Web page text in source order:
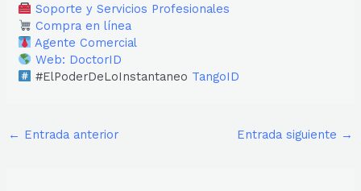
Soporte y Servicios Profesionales
Compra en línea
Agente Comercial
Web: DoctorID
#ElPoderDeLoInstantaneo TangoID
← Entrada anterior Entrada siguiente →